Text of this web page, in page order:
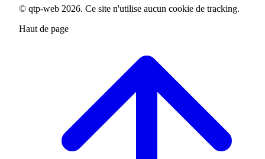
© qtp-web 2026. Ce site n'utilise aucun cookie de tracking.
Haut de page